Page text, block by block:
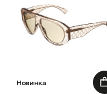
Новинка